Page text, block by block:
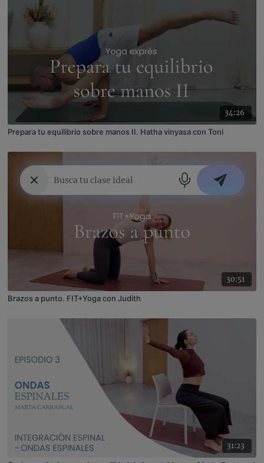
34:26
Prepara tu equilibrio sobre manos II. Hatha vinyasa con Toni
30:51
Brazos a punto. FIT+Yoga con Judith
31:23